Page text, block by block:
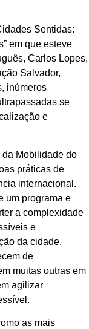
Sentidas:
em que esteve
Carlos Lopes,
Salvador,
inúmeros
se
e
da Mobilidade do
práticas de
internacional.
um programa e
a complexidade
e
da cidade.
de
muitas outras em
agilizar
as mais